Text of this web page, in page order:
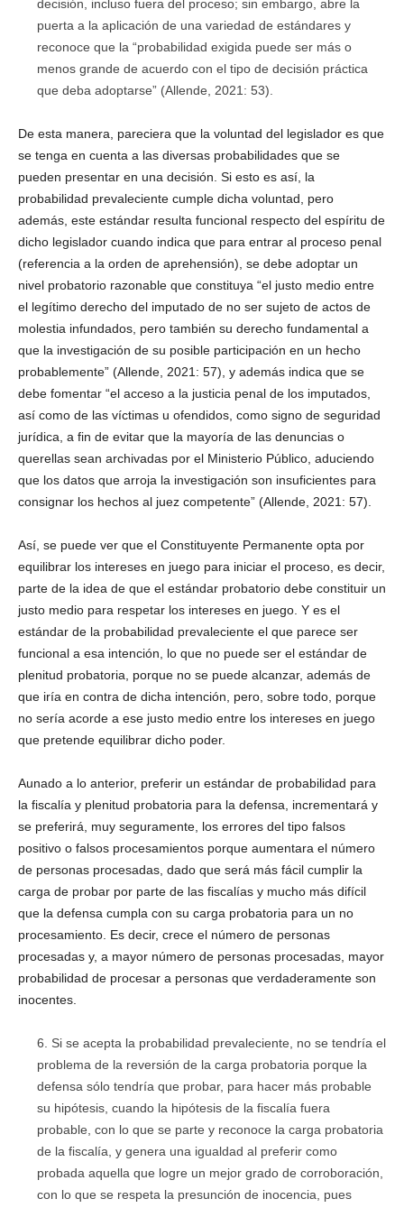
decisión, incluso fuera del proceso; sin embargo, abre la
puerta a la aplicación de una variedad de estándares y
reconoce que la “probabilidad exigida puede ser más o
menos grande de acuerdo con el tipo de decisión práctica
que deba adoptarse” (Allende, 2021: 53).
De esta manera, pareciera que la voluntad del legislador es que
se tenga en cuenta a las diversas probabilidades que se
pueden presentar en una decisión. Si esto es así, la
probabilidad prevaleciente cumple dicha voluntad, pero
además, este estándar resulta funcional respecto del espíritu de
dicho legislador cuando indica que para entrar al proceso penal
(referencia a la orden de aprehensión), se debe adoptar un
nivel probatorio razonable que constituya “el justo medio entre
el legítimo derecho del imputado de no ser sujeto de actos de
molestia infundados, pero también su derecho fundamental a
que la investigación de su posible participación en un hecho
probablemente” (Allende, 2021: 57), y además indica que se
debe fomentar “el acceso a la justicia penal de los imputados,
así como de las víctimas u ofendidos, como signo de seguridad
jurídica, a fin de evitar que la mayoría de las denuncias o
querellas sean archivadas por el Ministerio Público, aduciendo
que los datos que arroja la investigación son insuficientes para
consignar los hechos al juez competente” (Allende, 2021: 57).
Así, se puede ver que el Constituyente Permanente opta por
equilibrar los intereses en juego para iniciar el proceso, es decir,
parte de la idea de que el estándar probatorio debe constituir un
justo medio para respetar los intereses en juego. Y es el
estándar de la probabilidad prevaleciente el que parece ser
funcional a esa intención, lo que no puede ser el estándar de
plenitud probatoria, porque no se puede alcanzar, además de
que iría en contra de dicha intención, pero, sobre todo, porque
no sería acorde a ese justo medio entre los intereses en juego
que pretende equilibrar dicho poder.
Aunado a lo anterior, preferir un estándar de probabilidad para
la fiscalía y plenitud probatoria para la defensa, incrementará y
se preferirá, muy seguramente, los errores del tipo falsos
positivo o falsos procesamientos porque aumentara el número
de personas procesadas, dado que será más fácil cumplir la
carga de probar por parte de las fiscalías y mucho más difícil
que la defensa cumpla con su carga probatoria para un no
procesamiento. Es decir, crece el número de personas
procesadas y, a mayor número de personas procesadas, mayor
probabilidad de procesar a personas que verdaderamente son
inocentes.
Si se acepta la probabilidad prevaleciente, no se tendría el
problema de la reversión de la carga probatoria porque la
defensa sólo tendría que probar, para hacer más probable
su hipótesis, cuando la hipótesis de la fiscalía fuera
probable, con lo que se parte y reconoce la carga probatoria
de la fiscalía, y genera una igualdad al preferir como
probada aquella que logre un mejor grado de corroboración,
con lo que se respeta la presunción de inocencia, pues